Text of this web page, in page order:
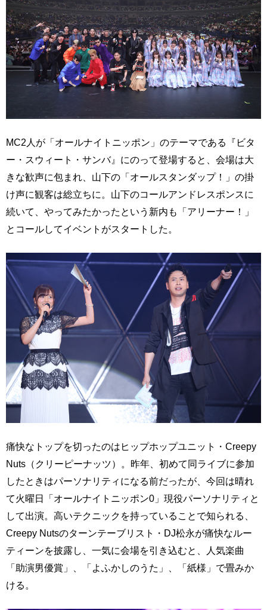
MC2人が「オールナイトニッポン」のテーマである『ビタ
ー・スウィート・サンバ』にのって登場すると、会場は大
きな歓声に包まれ、山下の「オールスタンダップ！」の掛
け声に観客は総立ちに。山下のコールアンドレスポンスに
続いて、やってみたかったという新内も「アリーナー！」
とコールしてイベントがスタートした。
痛快なトップを切ったのはヒップホップユニット・Creepy
Nuts（クリーピーナッツ）。昨年、初めて同ライブに参加
したときはパーソナリティになる前だったが、今回は晴れ
て火曜日「オールナイトニッポン0」現役パーソナリティと
して出演。高いテクニックを持っていることで知られる、
Creepy Nutsのターンテーブリスト・DJ松永が痛快なルー
ティーンを披露し、一気に会場を引き込むと、人気楽曲
「助演男優賞」、「よふかしのうた」、「紙様」で畳みか
ける。